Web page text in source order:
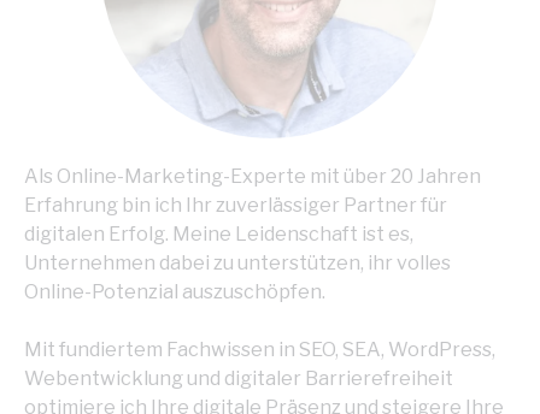
Als Online-Marketing-Experte mit über 20 Jahren
Erfahrung bin ich Ihr zuverlässiger Partner für
digitalen Erfolg. Meine Leidenschaft ist es,
Unternehmen dabei zu unterstützen, ihr volles
Online-Potenzial auszuschöpfen.
Mit fundiertem Fachwissen in SEO, SEA, WordPress,
Webentwicklung und digitaler Barrierefreiheit
optimiere ich Ihre digitale Präsenz und steigere Ihre